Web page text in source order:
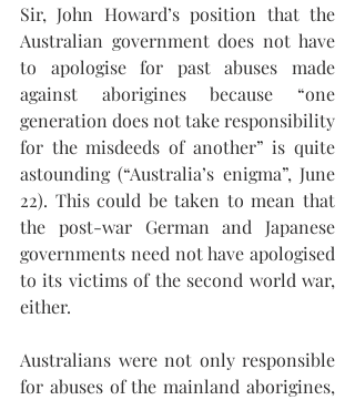
Sir, John Howard’s position that the
Australian government does not have
to apologise for past abuses made
against aborigines because “one
generation does not take responsibility
for the misdeeds of another” is quite
astounding (“Australia’s enigma”, June
22). This could be taken to mean that
the post-war German and Japanese
governments need not have apologised
to its victims of the second world war,
either.
Australians were not only responsible
for abuses of the mainland aborigines,